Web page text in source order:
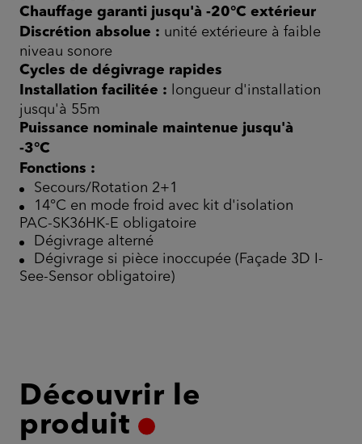
Chauffage garanti jusqu'à -20°C extérieur
Discrétion absolue : unité extérieure à faible
niveau sonore
Cycles de dégivrage rapides
Installation facilitée :
longueur d'installation
jusqu'à 55m
Puissance nominale maintenue jusqu'à
-3°C
Fonctions :
Secours/Rotation 2+1
14°C en mode froid avec kit d'isolation
PAC-SK36HK-E obligatoire
Dégivrage alterné
Dégivrage si pièce inoccupée (Façade 3D I-
See-Sensor obligatoire)
Découvrir le
produit